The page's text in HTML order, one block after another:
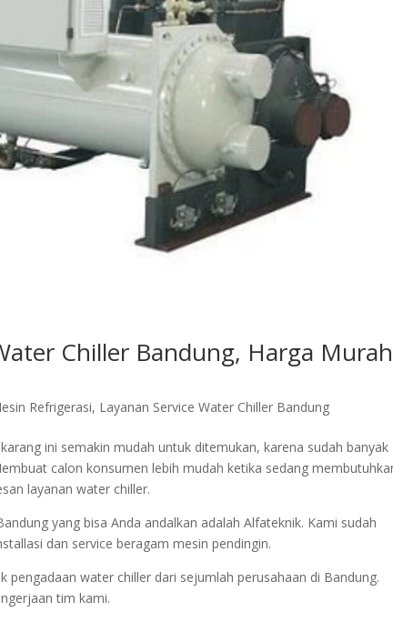
Chiller Bandung, Harga Murah
Refrigerasi, Layanan Service Water Chiller Bandung
ini semakin mudah untuk ditemukan, karena sudah banyak
calon konsumen lebih mudah ketika sedang
layanan water chiller.
yang bisa Anda andalkan adalah Alfateknik. Kami sudah
dan service beragam mesin pendingin.
water chiller dari sejumlah perusahaan di Bandung.
tim kami.